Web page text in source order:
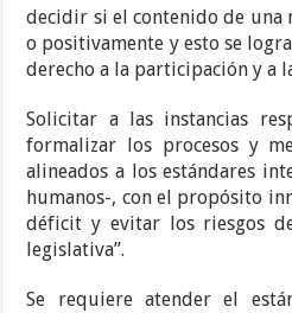
decidir si el contenido de una
o positivamente y esto se
derecho a la participación y a
Solicitar a las instancias
formalizar los procesos y
alineados a los estándares
humanos-, con el propósito
déficit y evitar los riesgos
legislativa”.
Se requiere atender el